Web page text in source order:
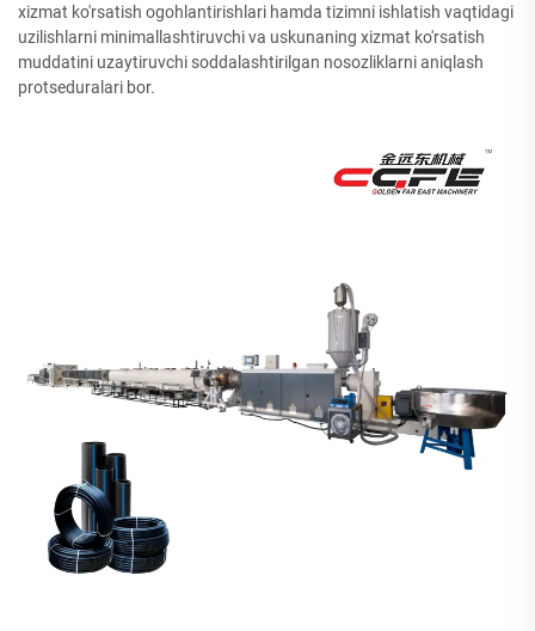
xizmat ko'rsatish ogohlantirishlari hamda tizimni ishlatish vaqtidagi
uzilishlarni minimallashtiruvchi va uskunaning xizmat ko'rsatish
muddatini uzaytiruvchi soddalashtirilgan nosozliklarni aniqlash
protseduralari bor.